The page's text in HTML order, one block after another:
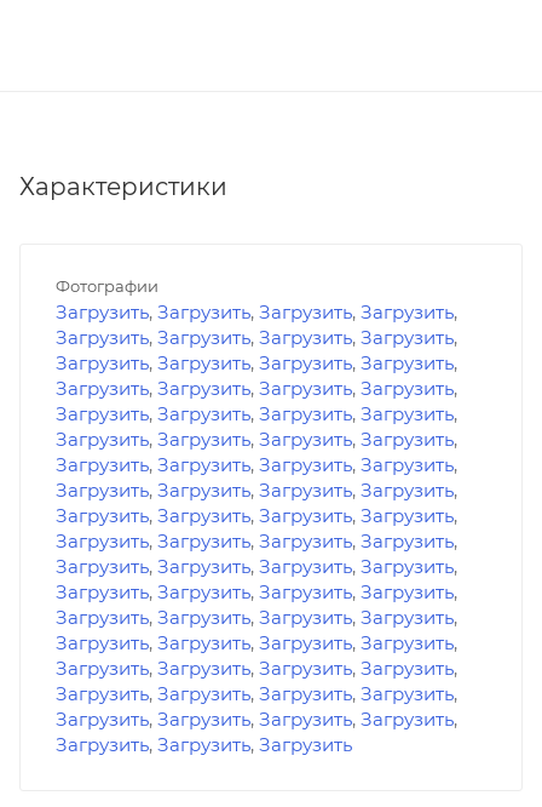
Характеристики
Фотографии
Загрузить, Загрузить, Загрузить, Загрузить,
Загрузить, Загрузить, Загрузить, Загрузить,
Загрузить, Загрузить, Загрузить, Загрузить,
Загрузить, Загрузить, Загрузить, Загрузить,
Загрузить, Загрузить, Загрузить, Загрузить,
Загрузить, Загрузить, Загрузить, Загрузить,
Загрузить, Загрузить, Загрузить, Загрузить,
Загрузить, Загрузить, Загрузить, Загрузить,
Загрузить, Загрузить, Загрузить, Загрузить,
Загрузить, Загрузить, Загрузить, Загрузить,
Загрузить, Загрузить, Загрузить, Загрузить,
Загрузить, Загрузить, Загрузить, Загрузить,
Загрузить, Загрузить, Загрузить, Загрузить,
Загрузить, Загрузить, Загрузить, Загрузить,
Загрузить, Загрузить, Загрузить, Загрузить,
Загрузить, Загрузить, Загрузить, Загрузить,
Загрузить, Загрузить, Загрузить, Загрузить,
Загрузить, Загрузить, Загрузить